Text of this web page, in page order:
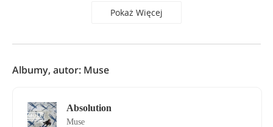
Pokaż Więcej
Albumy, autor: Muse
Absolution
Muse